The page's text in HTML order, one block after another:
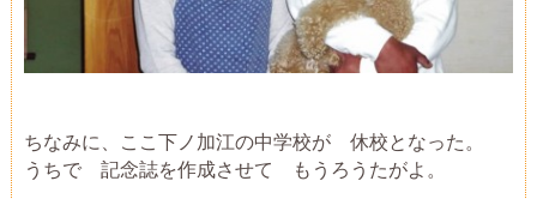
ちなみに、ここ下ノ加江の中学校が 休校となった。
うちで 記念誌を作成させて もうろうたがよ。